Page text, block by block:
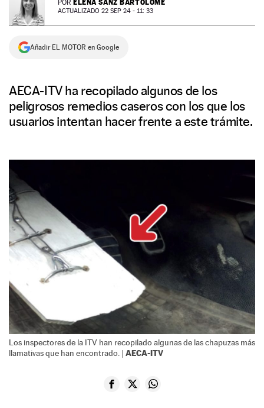
NEWSLETTER
SÍGUENOS
POR ELENA SANZ BARTOLOMÉ
ACTUALIZADO 22 SEP 24 - 11: 33
Añadir EL MOTOR en Google
AECA-ITV ha recopilado algunos de los
peligrosos remedios caseros con los que los
usuarios intentan hacer frente a este trámite.
Los inspectores de la ITV han recopilado algunas de las chapuzas más
llamativas que han encontrado. | AECA-ITV